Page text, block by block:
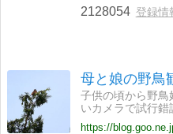
2128054 登録情
母と娘の野鳥
子供の頃から野鳥
いカメラで試行
https://